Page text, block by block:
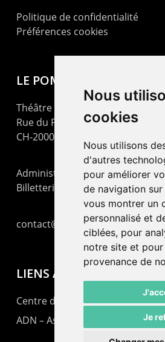
Nous
cookies
Nous utilisons
d'autres
pour améliorer
de navigation
vous montrer un
personnalisé et
ciblées, pour
notre site et
provenance de
Je
Politique de confidentialité
Préférences cookies
LE POMMIER
Théâtre – Centre Culturel
Rue du Pommier 9
CH-2000 Neuchâtel
Administration : +41 32 725 03
Billetterie : +41 32 725 05 05
contact@lepommier.ch
LIENS AMIS
Centre de culture ABC
ADN – Association Danse